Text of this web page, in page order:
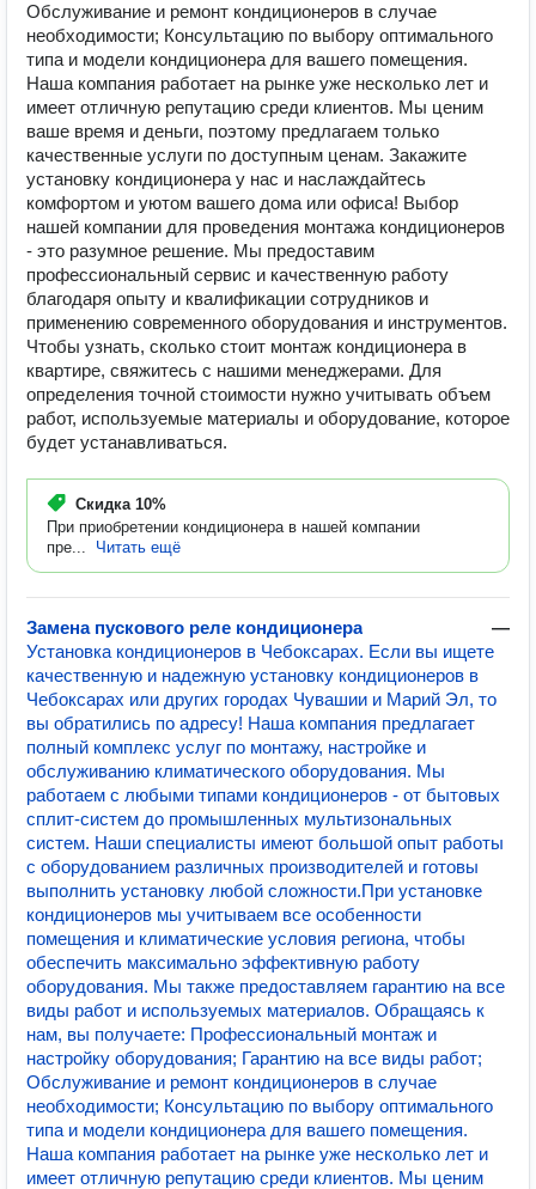
Обслуживание и ремонт кондиционеров в случае
необходимости; Консультацию по выбору оптимального
типа и модели кондиционера для вашего помещения.
Наша компания работает на рынке уже несколько лет и
имеет отличную репутацию среди клиентов. Мы ценим
ваше время и деньги, поэтому предлагаем только
качественные услуги по доступным ценам. Закажите
установку кондиционера у нас и наслаждайтесь
комфортом и уютом вашего дома или офиса! Выбор
нашей компании для проведения монтажа кондиционеров
- это разумное решение. Мы предоставим
профессиональный сервис и качественную работу
благодаря опыту и квалификации сотрудников и
применению современного оборудования и инструментов.
Чтобы узнать, сколько стоит монтаж кондиционера в
квартире, свяжитесь с нашими менеджерами. Для
определения точной стоимости нужно учитывать объем
работ, используемые материалы и оборудование, которое
будет устанавливаться.
Скидка 10%
При приобретении кондиционера в нашей компании
пре...
Читать ещё
Замена пускового реле кондиционера
—
Установка кондиционеров в Чебоксарах. Если вы ищете
качественную и надежную установку кондиционеров в
Чебоксарах или других городах Чувашии и Марий Эл, то
вы обратились по адресу! Наша компания предлагает
полный комплекс услуг по монтажу, настройке и
обслуживанию климатического оборудования. Мы
работаем с любыми типами кондиционеров - от бытовых
сплит-систем до промышленных мультизональных
систем. Наши специалисты имеют большой опыт работы
с оборудованием различных производителей и готовы
выполнить установку любой сложности.При установке
кондиционеров мы учитываем все особенности
помещения и климатические условия региона, чтобы
обеспечить максимально эффективную работу
оборудования. Мы также предоставляем гарантию на все
виды работ и используемых материалов. Обращаясь к
нам, вы получаете: Профессиональный монтаж и
настройку оборудования; Гарантию на все виды работ;
Обслуживание и ремонт кондиционеров в случае
необходимости; Консультацию по выбору оптимального
типа и модели кондиционера для вашего помещения.
Наша компания работает на рынке уже несколько лет и
имеет отличную репутацию среди клиентов. Мы ценим